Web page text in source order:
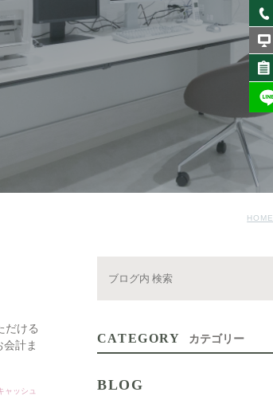
HOME
だける
計ま
ャッシュ
CATEGORY カテゴリー
BLOG